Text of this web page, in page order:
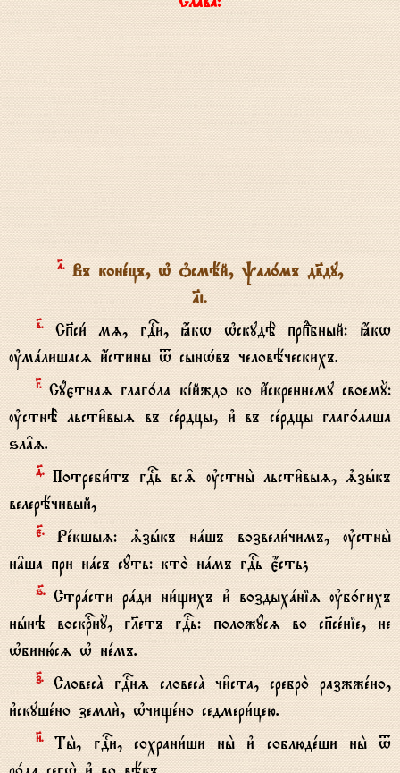
№.Въ конeцъ, њ nсмёй, pал0мъ дв7ду,
№i.
в7.Сп7си1 мz, гDи, ћкw њскудЁ прпdбный: ћкw
ўмaлишасz и4стины t сынHвъ человёческихъ.
G.Сyєтнаz глаг0ла кjйждо ко и4скреннему своемY:
ўстнЁ льсти6выz въ сeрдцы, и3 въ сeрдцы глаг0лаша
ѕл†z.
д7.Потреби1тъ гDь вс‰ ўстны2 льсти6выz, љзhкъ
велерёчивый,
є7.Рeкшыz: љзhкъ нaшъ возвели1чимъ, ўстны2
н†ша при нaсъ сyть: кто2 нaмъ гDь є4сть;
ѕ7.Стрaсти рaди ни1щихъ и3 воздыхaніz ўб0гихъ
нhнэ воскrнY, гlетъ гDь: положyсz во сп7сeніе, не
њбиню1сz њ нeмъ.
з7.СловесA гDнz словесA чи6ста, сребро2 разжжeно,
и3скушeно земли2, њчищeно седмери1цею.
}.Ты2, гDи, сохрани1ши ны2 и3 соблюдeши ны2 t